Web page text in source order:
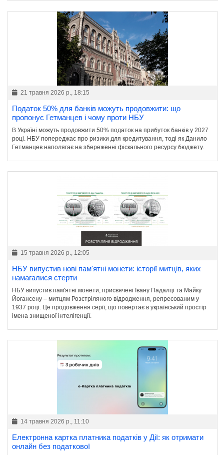
21 травня 2026 р., 18:15
Податок 50% для банків можуть продовжити: що
пропонує Гетманцев і чому проти НБУ
В Україні можуть продовжити 50% податок на прибуток банків у 2027
році. НБУ попереджає про ризики для кредитування, тоді як Данило
Гетманцев наполягає на збереженні фіскального ресурсу бюджету.
15 травня 2026 р., 12:05
НБУ випустив нові пам'ятні монети: історії митців, яких
намагалися стерти
НБУ випустив пам'ятні монети, присвячені Івану Падалці та Майку
Йогансену – митцям Розстріляного відродження, репресованим у
1937 році. Це продовження серії, що повертає в український простір
імена знищеної інтелігенції.
14 травня 2026 р., 11:10
Електронна картка платника податків у Дії: як отримати
онлайн без податкової